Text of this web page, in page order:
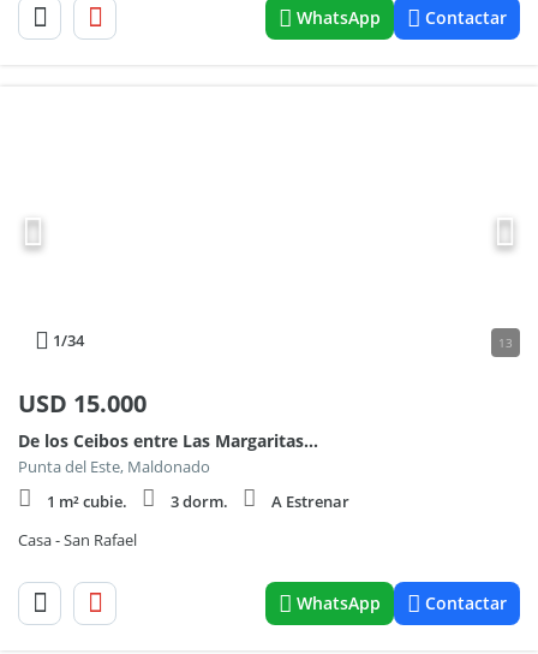
WhatsApp Contactar
1/34 13
USD 15.000
De los Ceibos entre Las Margaritas y Avda. del Océano
Punta del Este, Maldonado
1 m² cubie.
3 dorm.
A Estrenar
Casa - San Rafael
WhatsApp Contactar